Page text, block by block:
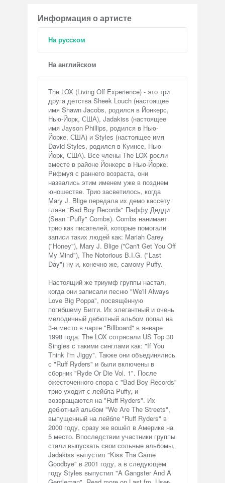
Информация о артисте
На русском
На английском
The LOX (Living Off Experience) - это три
друга детства Sheek Louch (настоящее
имя Shawn Jacobs, родился в Йонкерс,
Нью-Йорк, США), Jadakiss (настоящее
имя Jayson Phillips, родился в Нью-
Йорке, США) и Styles (настоящее имя
David Styles, родился в Куинсе, Нью-
Йорк, США). Все члены The LOX росли
вместе в районе Йонкерс в Нью-Йорке.
Рифмуя с раннего возраста, они
назвались этим именем уже в позднем
юношестве. Трио засветилось, когда
Mary J. Blige передала их демо кассету
главе "Bad Boy Records" Паффу Дедди
(Sean "Puffy" Combs). Combs нанимает
трио как писателей, которые помогали
записи таких людей как: Mariah Carey
("Honey"), Mary J. Blige ("Can't Get You Off
My Mind"), The Notorious B.I.G. ("Last
Day") ну и, конечно же, самому Puffy.
Настоящий же триумф группы настал,
когда они записали песню "We'll Always
Love Big Poppa", посвящённую
погибшему Бигги. Их элегантный и очень
мелодичный дебютный альбом попал на
3-е место в чарте "Billboard" в январе
1998 года. The LOX сотрясали US Top 30
Singles с такими синглами как: "If You
Think I'm Jiggy". Также они объединялись
с "Ruff Ryders" и были включены в
сборник "Ryde Or Die Vol. 1". После
ожесточенного спора с "Bad Boy Records"
трио уходит с лейбла Puffy, и
возвращаются на "Ruff Ryders". Их
дебютный альбом "We Are The Streets",
выпущенный на лейбле "Ruff Ryders" в
2000 году, сразу же вошёл в Америке на
5 место. Впоследствии участники группы
стали выпускать свои сольные альбомы,
Jadakiss выпустил "Kiss Tha Game
Goodbye" в 2001 году, а в следующем
году Styles выпустил "A Gangster And A